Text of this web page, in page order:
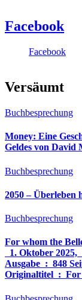
Facebook
Facebook
Versäumt
Buchbesprechung
Money: Eine
Geldes von David
Buchbesprechung
2050 – Überleben
Buchbesprechung
For whom the
1. Oktober
Ausgabe ‏ : ‎ 848 Seiten, ISBN-13 ‏ : ‎ 978-3764533694,